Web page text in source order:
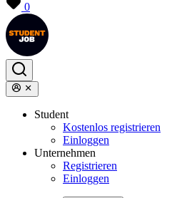
0
Student
Kostenlos registrieren
Einloggen
Unternehmen
Registrieren
Einloggen